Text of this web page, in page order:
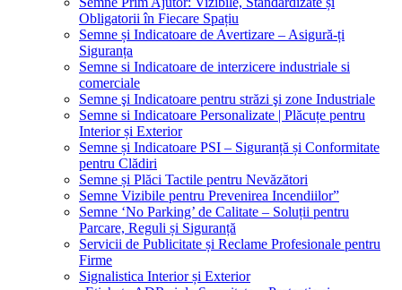
Obligatorii în Fiecare Spațiu
Semne și Indicatoare de Avertizare – Asigură-ți
Siguranța
Semne si Indicatoare de interzicere industriale si
comerciale
Semne şi Indicatoare pentru străzi şi zone Industriale
Semne si Indicatoare Personalizate | Plăcuțe pentru
Interior și Exterior
Semne și Indicatoare PSI – Siguranță și Conformitate
pentru Clădiri
Semne și Plăci Tactile pentru Nevăzători
Semne Vizibile pentru Prevenirea Incendiilor”
Semne ‘No Parking’ de Calitate – Soluții pentru
Parcare, Reguli și Siguranță
Servicii de Publicitate și Reclame Profesionale pentru
Firme
Signalistica Interior și Exterior